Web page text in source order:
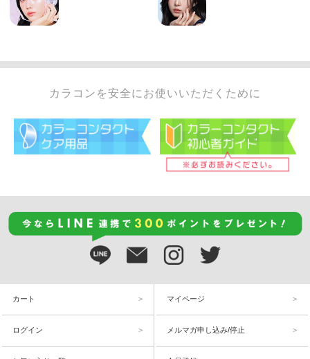
カラコンを安全にお使いいただくために
カート マイページ
ログイン メルマガ申し込み/停止